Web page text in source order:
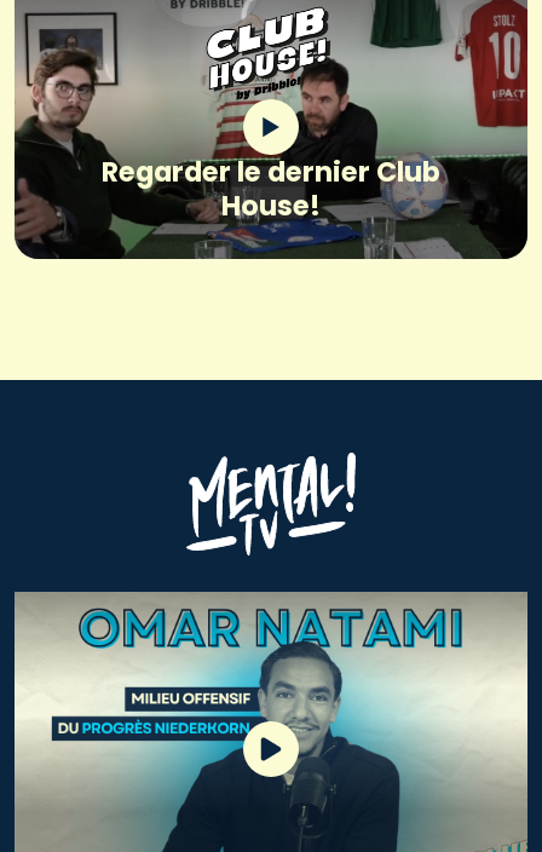
Regarder le dernier Club
House!